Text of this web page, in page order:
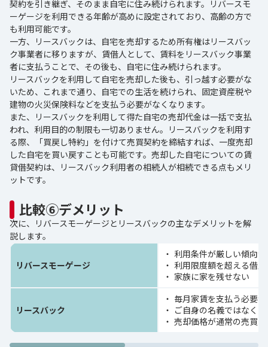
契約を引き継ぎ、そのまま自宅に住み続けられます。リバースモ
ーゲージを利用できる年齢が高めに設定されており、高齢の方で
も利用可能です。
一方、リースバックは、自宅を売却するため所有権はリースバッ
ク事業者に移りますが、賃借人として、賃料をリースバック事業
者に支払うことで、その後も、自宅に住み続けられます。
リースバックを利用して自宅を売却した後も、引っ越す必要がな
いため、これまで通り、自宅での生活を続けられ、固定資産税や
建物の火災保険料などを支払う必要がなくなります。
また、リースバックを利用して得た自宅の売却代金は一括で支払
われ、利用目的の制限も一切ありません。リースバックを利用す
る際、「買戻し特約」を付けて売買契約を締結すれば、一度売却
した自宅を買い戻すことも可能です。売却した自宅についての賃
貸借契約は、リースバック利用者の相続人が相続できる点もメリ
ットです。
比較⑥デメリット
次に、リバースモーゲージとリースバックの主なデメリットを解
説します。
リバースモーゲージ
利用条件が厳しい傾向
利用限度額を超える借
家族に家を残せない
リースバック
毎月家賃を支払う必要
ご自身の名義ではなく
売却価格が通常の売買